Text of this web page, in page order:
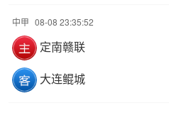
中甲 08-08 23:35:52
定南赣联
大连鲲城